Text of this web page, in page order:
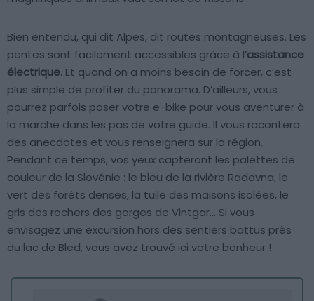
Bien entendu, qui dit Alpes, dit routes montagneuses. Les
pentes sont facilement accessibles grâce à l’assistance
électrique. Et quand on a moins besoin de forcer, c’est
plus simple de profiter du panorama. D’ailleurs, vous
pourrez parfois poser votre e-bike pour vous aventurer à
la marche dans les pas de votre guide. Il vous racontera
des anecdotes et vous renseignera sur la région.
Pendant ce temps, vos yeux capteront les palettes de
couleur de la Slovénie : le bleu de la rivière Radovna, le
vert des forêts denses, la tuile des maisons isolées, le
gris des rochers des gorges de Vintgar… Si vous
envisagez une excursion hors des sentiers battus près
du lac de Bled, vous avez trouvé ici votre bonheur !